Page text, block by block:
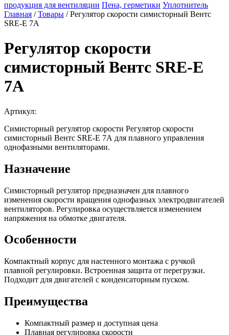
продукция для вентиляции Пена, герметики Уплотнитель
Главная /Товары /Регулятор скорости симисторный Вентс
SRE-E 7А
Регулятор скорости
симисторный Вентс SRE-E
7А
Артикул:
Симисторный регулятор скорости Регулятор скорости
симисторный Вентс SRE-E 7А для плавного управления
однофазными вентиляторами.
Назначение
Симисторный регулятор предназначен для плавного
изменения скорости вращения однофазных электродвигателей
вентиляторов. Регулировка осуществляется изменением
напряжения на обмотке двигателя.
Особенности
Компактный корпус для настенного монтажа с ручкой
плавной регулировки. Встроенная защита от перегрузки.
Подходит для двигателей с конденсаторным пуском.
Преимущества
Компактный размер и доступная цена
Плавная регулировка скорости